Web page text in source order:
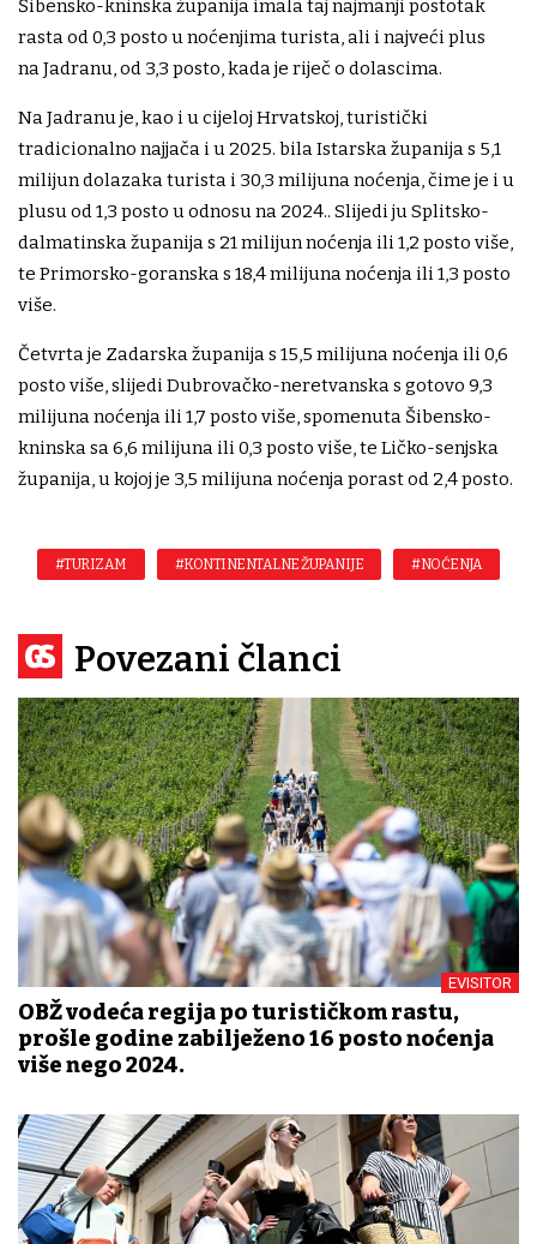
Šibensko-kninska županija imala taj najmanji postotak
rasta od 0,3 posto u noćenjima turista, ali i najveći plus
na Jadranu, od 3,3 posto, kada je riječ o dolascima.
Na Jadranu je, kao i u cijeloj Hrvatskoj, turistički
tradicionalno najjača i u 2025. bila Istarska županija s 5,1
milijun dolazaka turista i 30,3 milijuna noćenja, čime je i u
plusu od 1,3 posto u odnosu na 2024.. Slijedi ju Splitsko-
dalmatinska županija s 21 milijun noćenja ili 1,2 posto više,
te Primorsko-goranska s 18,4 milijuna noćenja ili 1,3 posto
više.
Četvrta je Zadarska županija s 15,5 milijuna noćenja ili 0,6
posto više, slijedi Dubrovačko-neretvanska s gotovo 9,3
milijuna noćenja ili 1,7 posto više, spomenuta Šibensko-
kninska sa 6,6 milijuna ili 0,3 posto više, te Ličko-senjska
županija, u kojoj je 3,5 milijuna noćenja porast od 2,4 posto.
#TURIZAM #KONTINENTALNE ŽUPANIJE #NOĆENJA
Povezani članci
EVISITOR
OBŽ vodeća regija po turističkom rastu,
prošle godine zabilježeno 16 posto noćenja
više nego 2024.